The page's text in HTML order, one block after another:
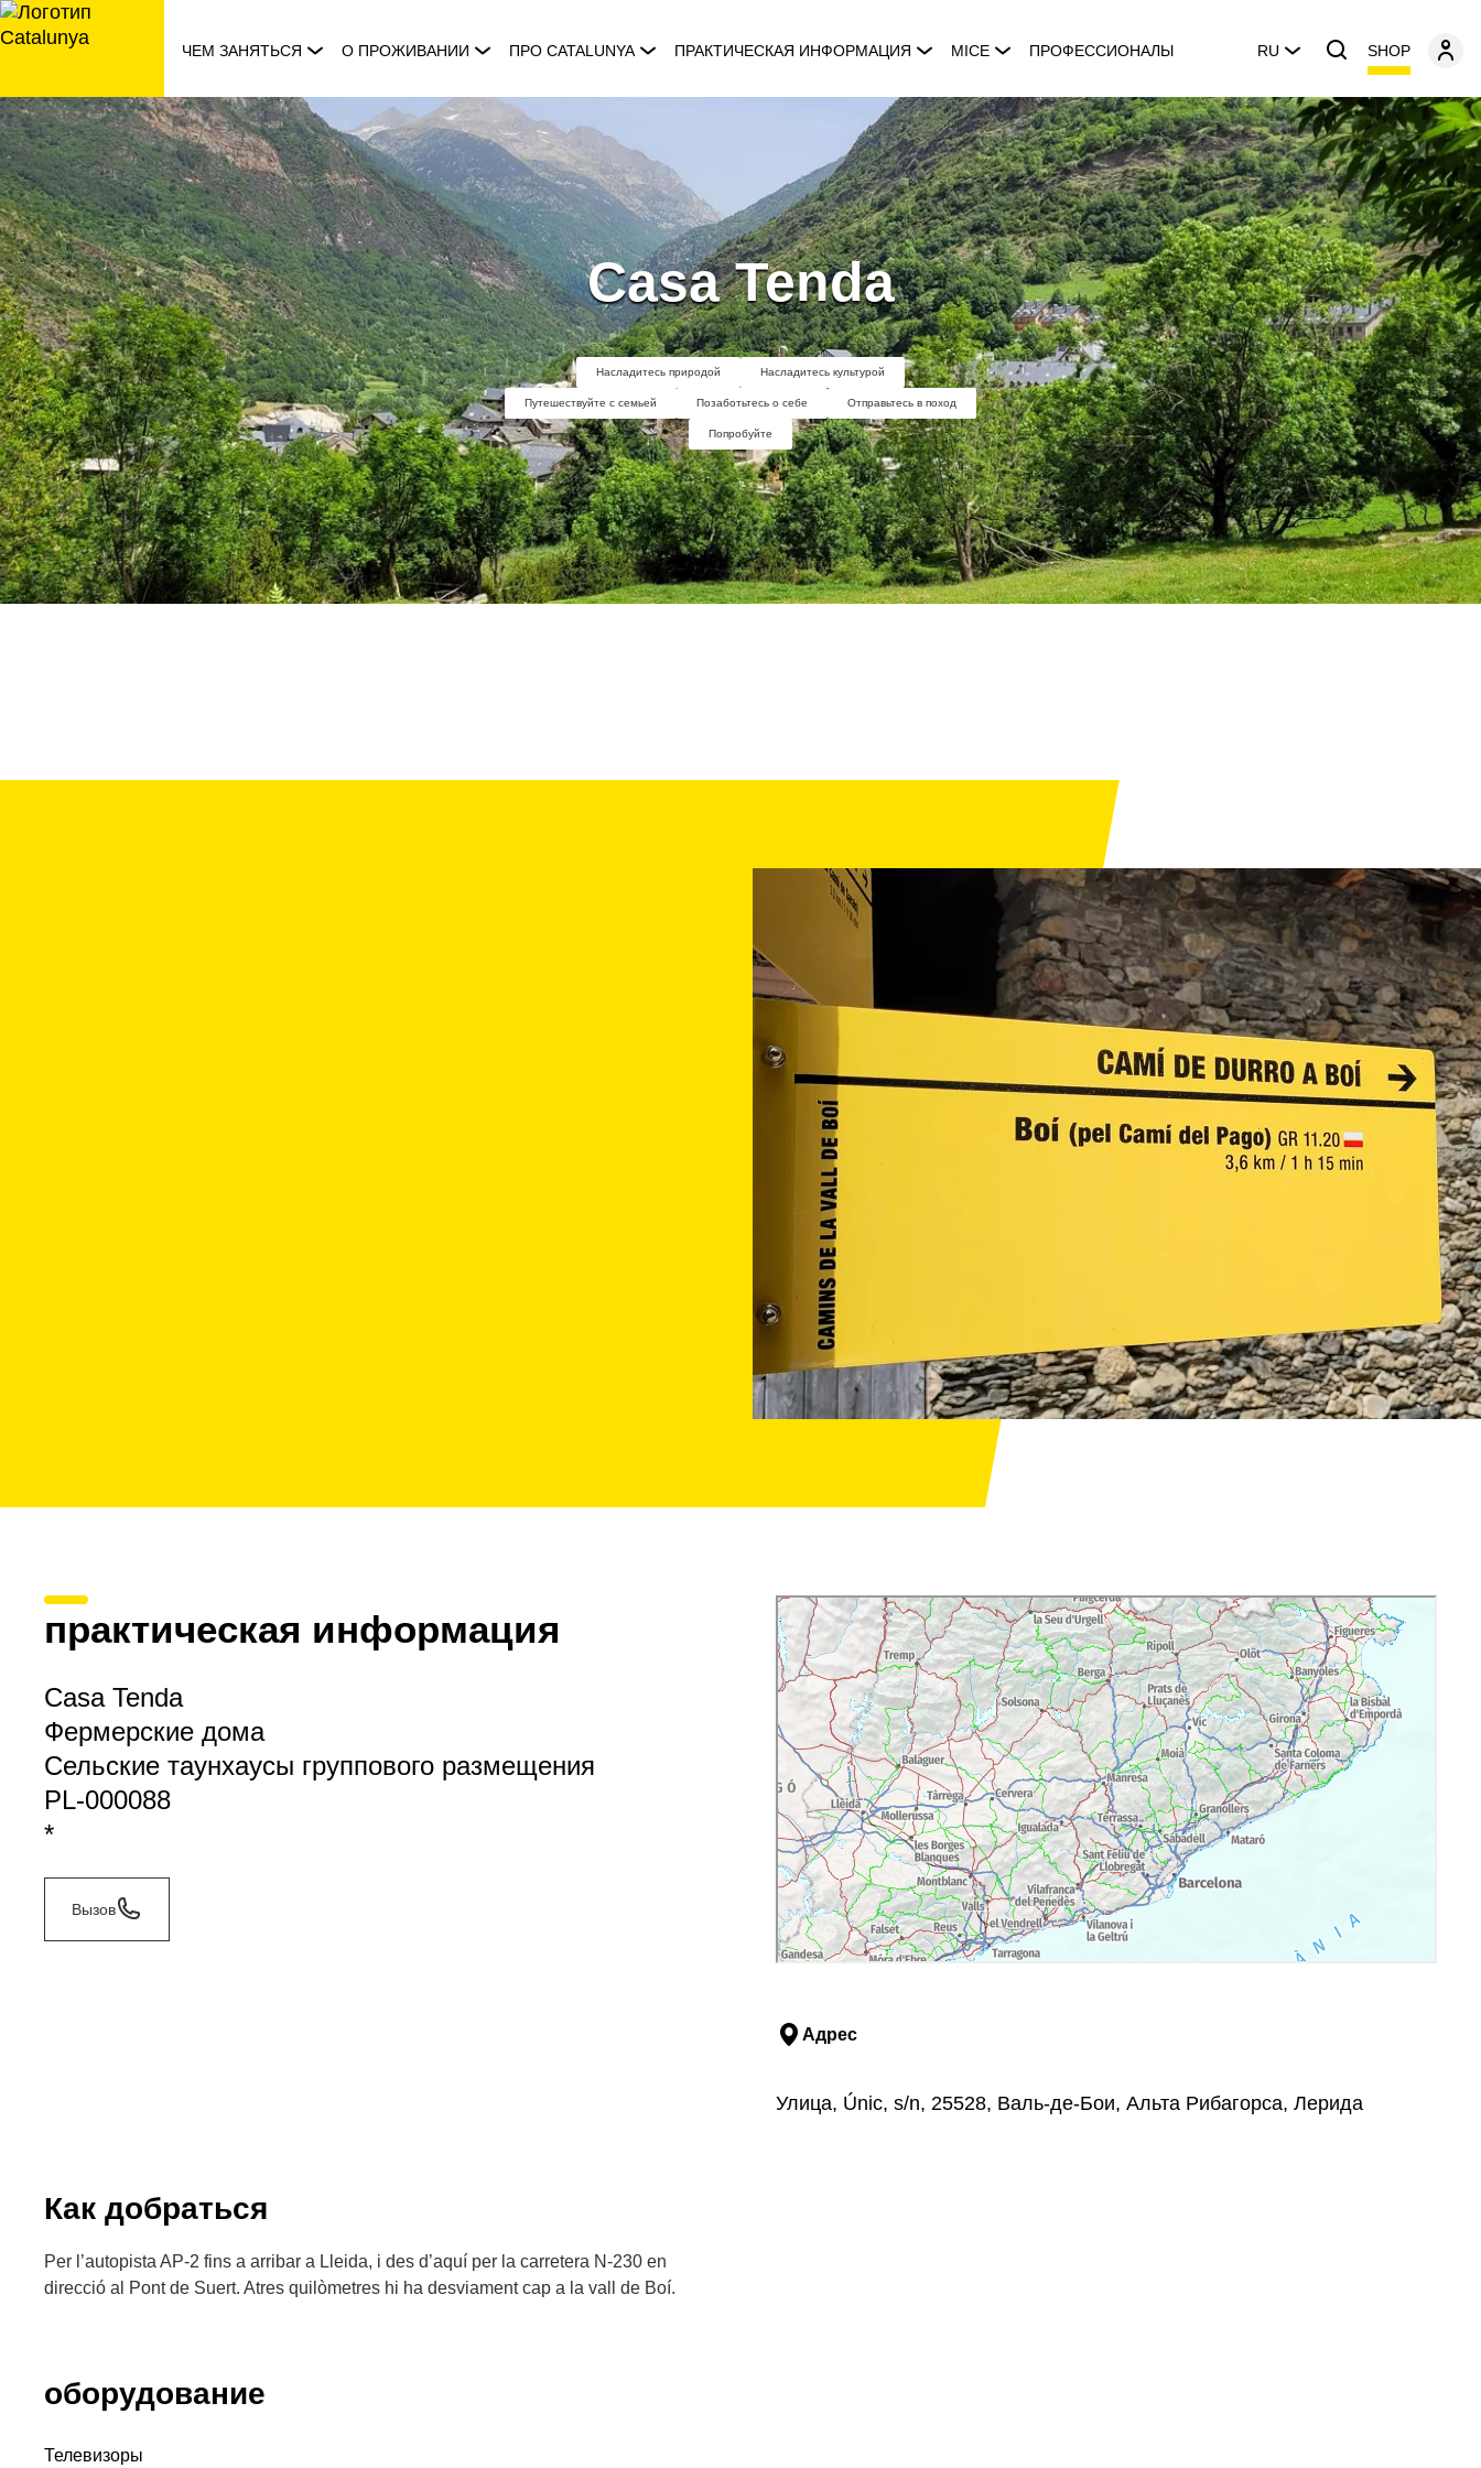
перейти
к
ЧЕМ ЗАНЯТЬСЯ О ПРОЖИВАНИИ ПРО CATALUNYA ПРАКТИЧЕСКАЯ ИНФОРМАЦИЯ MICE ПРОФЕССИОНАЛЫ RU SHOP
Casa Tenda
Насладитесь природой Насладитесь культурой
Путешествуйте с семьей Позаботьтесь о себе Отправьтесь в поход
Попробуйте
практическая информация
Casa Tenda
Фермерские дома
Сельские таунхаусы группового размещения
PL-000088
*
Вызов
Адрес
Улица, Únic, s/n, 25528, Валь-де-Бои, Альта Рибагорса, Лерида
Как добраться
Per l’autopista AP-2 fins a arribar a Lleida, i des d’aquí per la carretera N-230 en
direcció al Pont de Suert. Atres quilòmetres hi ha desviament cap a la vall de Boí.
оборудование
Телевизоры